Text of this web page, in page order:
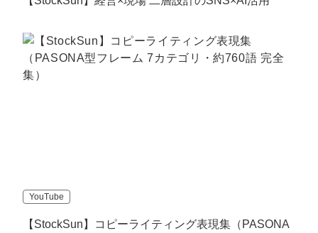
YouTube
【StockSun】コピーライティング表現集（PASONA